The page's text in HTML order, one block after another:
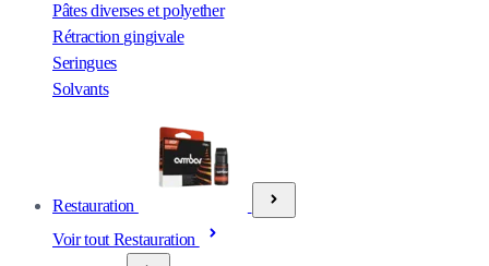
Pâtes diverses et polyether
Rétraction gingivale
Seringues
Solvants
Restauration
Voir tout Restauration